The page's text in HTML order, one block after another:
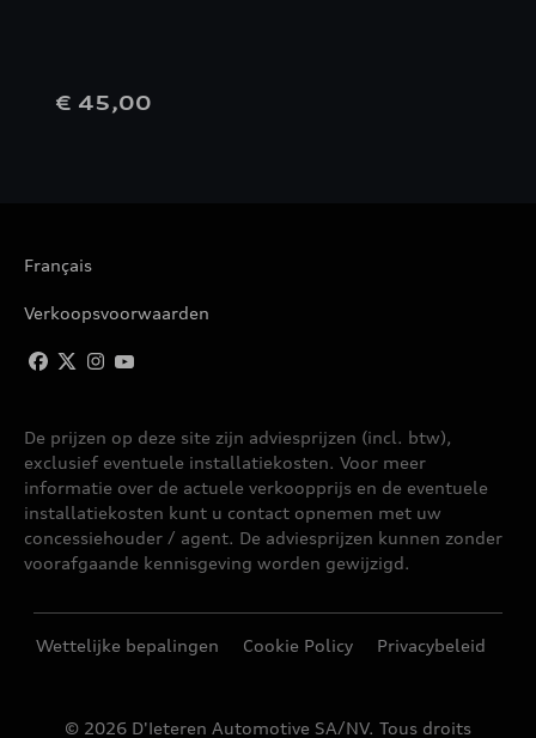
RS 6 AVANT
S5
S5 CABRIOLET
S6
S7 SPORTBACK
S8
€ 45,00
Français
Verkoopsvoorwaarden
De prijzen op deze site zijn adviesprijzen (incl. btw),
exclusief eventuele installatiekosten. Voor meer
informatie over de actuele verkoopprijs en de eventuele
installatiekosten kunt u contact opnemen met uw
concessiehouder / agent. De adviesprijzen kunnen zonder
voorafgaande kennisgeving worden gewijzigd.
Wettelijke bepalingen Cookie Policy Privacybeleid
© 2026 D'Ieteren Automotive SA/NV. Tous droits